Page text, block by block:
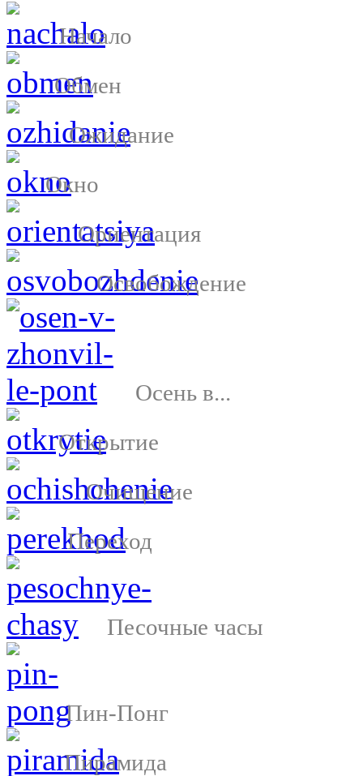
Начало
Обмен
Ожидание
Окно
Ориентация
Освобождение
Осень в...
Открытие
Очищение
Переход
Песочные часы
Пин-Понг
Пирамида